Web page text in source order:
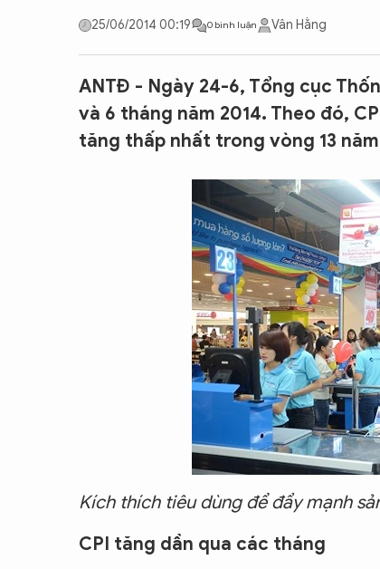
CON ĐƯỜNG KHỞI NGHIỆP
25/06/2014 00:19 0 bình luận Vân Hằng
ANTĐ - Ngày 24-6, Tổng cục
và 6 tháng năm 2014. Theo đó,
tăng thấp nhất trong vòng 13
Kích thích tiêu dùng để đẩy mạnh
CPI tăng dần qua các tháng